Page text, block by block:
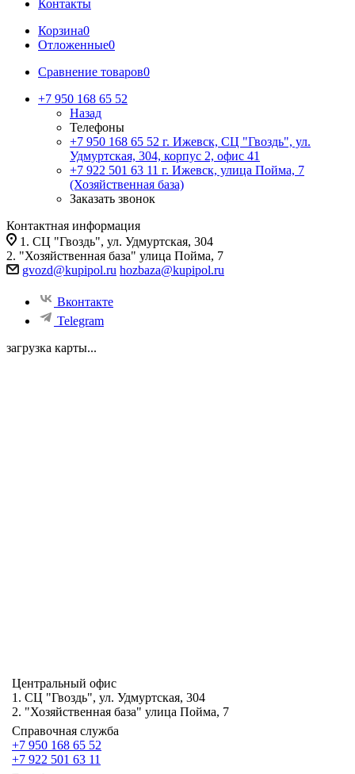
Контакты
Корзина0
Отложенные0
Сравнение товаров0
+7 950 168 65 52
Назад
Телефоны
+7 950 168 65 52 г. Ижевск, СЦ "Гвоздь", ул.
Удмуртская, 304, корпус 2, офис 41
+7 922 501 63 11 г. Ижевск, улица Пойма, 7
(Хозяйственная база)
Заказать звонок
Контактная информация
1. СЦ "Гвоздь", ул. Удмуртская, 304
2. "Хозяйственная база" улица Пойма, 7
gvozd@kupipol.ru hozbaza@kupipol.ru
Вконтакте
Telegram
загрузка карты...
Центральный офис
1. СЦ "Гвоздь", ул. Удмуртская, 304
2. "Хозяйственная база" улица Пойма, 7
Справочная служба
+7 950 168 65 52
+7 922 501 63 11